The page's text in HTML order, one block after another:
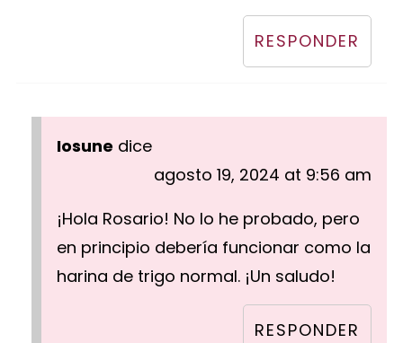
RESPONDER
Iosune dice
agosto 19, 2024 at 9:56 am
¡Hola Rosario! No lo he probado, pero
en principio debería funcionar como la
harina de trigo normal. ¡Un saludo!
RESPONDER